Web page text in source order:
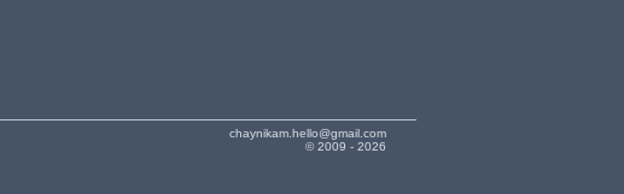
chaynikam.hello@gmail.com
© 2009 - 2026